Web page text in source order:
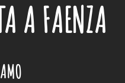
A FAENZA